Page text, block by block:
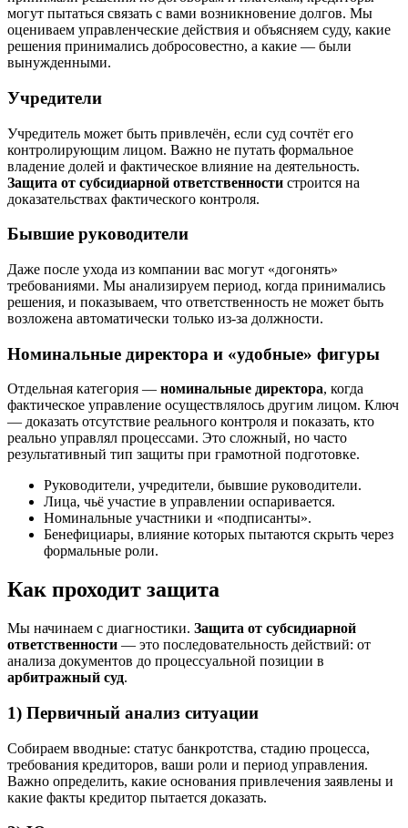
могут пытаться связать с вами возникновение долгов. Мы
оцениваем управленческие действия и объясняем суду, какие
решения принимались добросовестно, а какие — были
вынужденными.
Учредители
Учредитель может быть привлечён, если суд сочтёт его
контролирующим лицом. Важно не путать формальное
владение долей и фактическое влияние на деятельность.
Защита от субсидиарной ответственности строится на
доказательствах фактического контроля.
Бывшие руководители
Даже после ухода из компании вас могут «догонять»
требованиями. Мы анализируем период, когда принимались
решения, и показываем, что ответственность не может быть
возложена автоматически только из-за должности.
Номинальные директора и «удобные» фигуры
Отдельная категория — номинальные директора, когда
фактическое управление осуществлялось другим лицом. Ключ
— доказать отсутствие реального контроля и показать, кто
реально управлял процессами. Это сложный, но часто
результативный тип защиты при грамотной подготовке.
Руководители, учредители, бывшие руководители.
Лица, чьё участие в управлении оспаривается.
Номинальные участники и «подписанты».
Бенефициары, влияние которых пытаются скрыть через
формальные роли.
Как проходит защита
Мы начинаем с диагностики. Защита от субсидиарной
ответственности — это последовательность действий: от
анализа документов до процессуальной позиции в
арбитражный суд.
1) Первичный анализ ситуации
Собираем вводные: статус банкротства, стадию процесса,
требования кредиторов, ваши роли и период управления.
Важно определить, какие основания привлечения заявлены и
какие факты кредитор пытается доказать.